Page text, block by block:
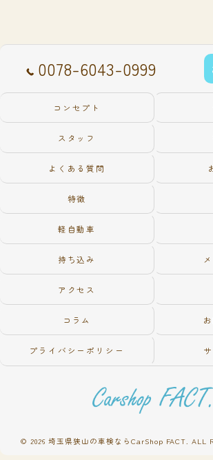
0078-6043-0999
コンセプト
スタッフ
よくある質問
特徴
軽自動車
持ち込み
アクセス
コラム
プライバシーポリシー
© 2026 埼玉県狭山の車検ならCarShop FACT. ALL